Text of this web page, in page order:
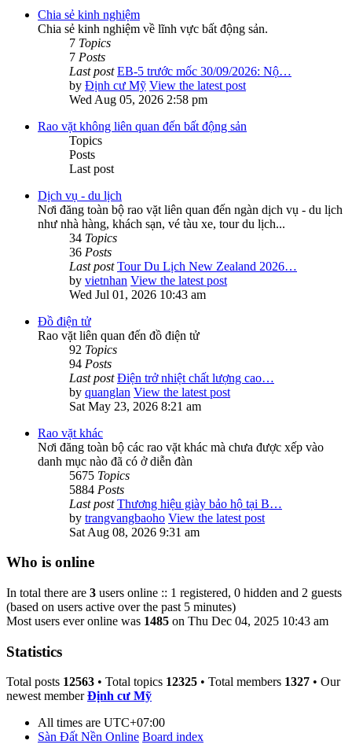
Chia sẻ kinh nghiệm
Chia sẻ kinh nghiệm về lĩnh vực bất động sản.
7 Topics
7 Posts
Last post EB-5 trước mốc 30/09/2026: Nộ…
by Định cư Mỹ View the latest post
Wed Aug 05, 2026 2:58 pm
Rao vặt không liên quan đến bất động sản
Topics
Posts
Last post
Dịch vụ - du lịch
Nơi đăng toàn bộ rao vặt liên quan đến ngàn dịch vụ - du lịch
như nhà hàng, khách sạn, vé tàu xe, tour du lịch...
34 Topics
36 Posts
Last post Tour Du Lịch New Zealand 2026…
by vietnhan View the latest post
Wed Jul 01, 2026 10:43 am
Đồ điện tử
Rao vặt liên quan đến đồ điện tử
92 Topics
94 Posts
Last post Điện trở nhiệt chất lượng cao…
by quanglan View the latest post
Sat May 23, 2026 8:21 am
Rao vặt khác
Nơi đăng toàn bộ các rao vặt khác mà chưa được xếp vào
danh mục nào đã có ở diễn đàn
5675 Topics
5884 Posts
Last post Thương hiệu giày bảo hộ tại B…
by trangvangbaoho View the latest post
Sat Aug 08, 2026 9:31 am
Who is online
In total there are 3 users online :: 1 registered, 0 hidden and 2 guests
(based on users active over the past 5 minutes)
Most users ever online was 1485 on Thu Dec 04, 2025 10:43 am
Statistics
Total posts 12563 • Total topics 12325 • Total members 1327 • Our
newest memberĐịnh cư Mỹ
All times are UTC+07:00
Sàn Đất Nền Online Board index